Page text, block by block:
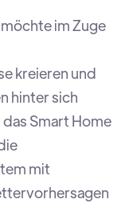
im Zuge
kreieren und
hinter sich
Smart Home
mit